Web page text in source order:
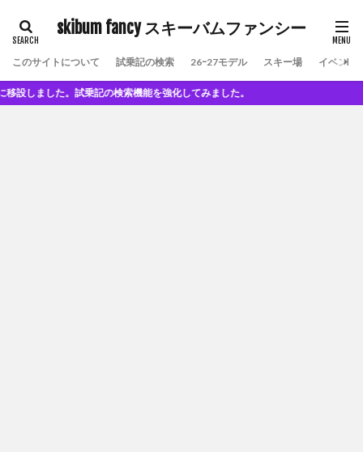
skibum fancy スキーバムファンシー
このサイトについて 試乗記の検索 26ｰ27モデル スキー場 イベント
した。試乗記の検索機能を強化してみました。